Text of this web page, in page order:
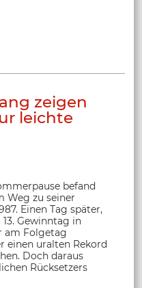
zeigen
leichte
befand
Weg zu seiner
Einen Tag später,
Gewinntag in
am Folgetag
einen uralten Rekord
Doch daraus
Rücksetzers